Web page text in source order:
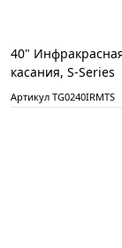
40"
касания, S-Series
Артикул TG0240IRMTS